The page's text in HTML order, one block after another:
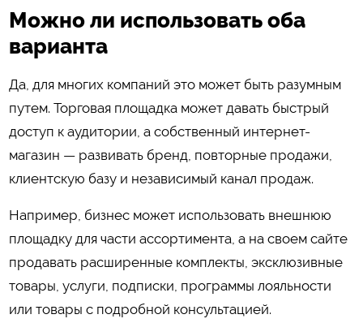
Можно ли использовать оба
варианта
Да, для многих компаний это может быть разумным
путем. Торговая площадка может давать быстрый
доступ к аудитории, а собственный интернет-
магазин — развивать бренд, повторные продажи,
клиентскую базу и независимый канал продаж.
Например, бизнес может использовать внешнюю
площадку для части ассортимента, а на своем сайте
продавать расширенные комплекты, эксклюзивные
товары, услуги, подписки, программы лояльности
или товары с подробной консультацией.